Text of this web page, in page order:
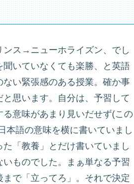
ンス→ニューホライズン、でし
いていなくても楽勝、と英語
い緊張感のある授業。確か事
思います。自分は、予習して
意味があまり見いだせず(この
本語の意味を横に書いていまし
「教養」とだけ書いていまし
ものでした。まぁ単なる予習
で「立ってろ」。それで決定